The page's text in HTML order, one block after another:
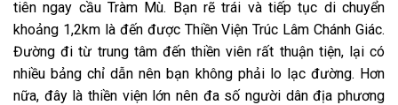
tiên ngay cầu Tràm Mù. Bạn rẽ trái và tiếp tục di chuyển
khoảng 1,2km là đến được Thiền Viện Trúc Lâm Chánh Giác.
Đường đi từ trung tâm đến thiền viên rất thuận tiện, lại có
nhiều bảng chỉ dẫn nên bạn không phải lo lạc đường. Hơn
nữa, đây là thiền viện lớn nên đa số người dân địa phương